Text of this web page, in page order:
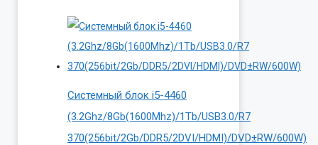
Системный блок i5-4460
(3.2Ghz/8Gb(1600Mhz)/1Tb/USB3.0/R7
370(256bit/2Gb/DDR5/2DVI/HDMI)/DVD±RW/600W)